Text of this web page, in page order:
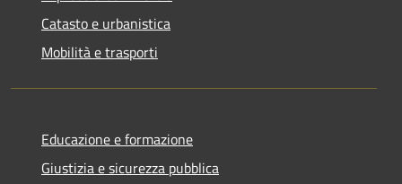
Catasto e urbanistica
Mobilità e trasporti
Educazione e formazione
Giustizia e sicurezza pubblica